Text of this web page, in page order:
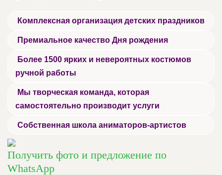
Комплексная организация детских праздников
Премиальное качество Дня рождения
Более 1500 ярких и невероятных костюмов
ручной работы
Мы творческая команда, которая
самостоятельно производит услуги
Собственная школа аниматоров-артистов
Получить фото и предложение по
WhatsApp